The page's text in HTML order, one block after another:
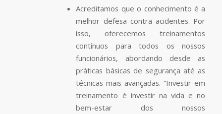
Acreditamos que o conhecimento é a
melhor defesa contra acidentes. Por
isso, oferecemos treinamentos
contínuos para todos os nossos
funcionários, abordando desde as
práticas básicas de segurança até as
técnicas mais avançadas. “Investir em
treinamento é investir na vida e no
bem-estar dos nossos